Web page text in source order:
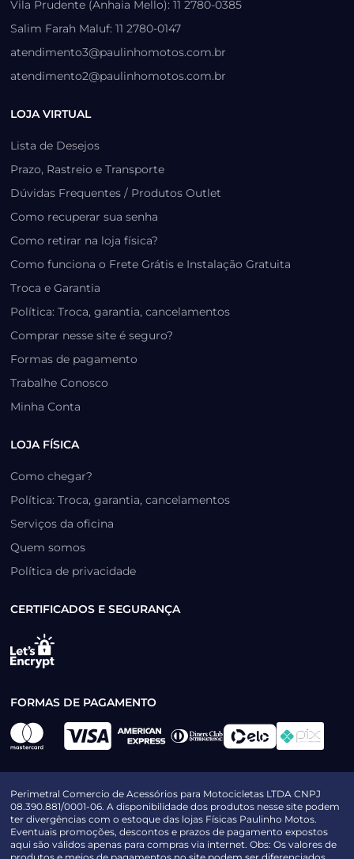
Vila Prudente (Anhaia Mello): 11 2780-0385
Salim Farah Maluf: 11 2780-0147
atendimento3@paulinhomotos.com.br
atendimento2@paulinhomotos.com.br
LOJA VIRTUAL
Lista de Desejos
Prazo, Rastreio e Transporte
Dúvidas Frequentes / Produtos Outlet
Como recuperar sua senha
Como retirar na loja física?
Como funciona o Frete Grátis e Instalação Gratuita
Troca e Garantia
Política: Troca, garantia, cancelamentos
Comprar nesse site é seguro?
Formas de pagamento
Trabalhe Conosco
Minha Conta
LOJA FÍSICA
Como chegar?
Política: Troca, garantia, cancelamentos
Serviços da oficina
Quem somos
Política de privacidade
CERTIFICADOS E SEGURANÇA
FORMAS DE PAGAMENTO
Perimetral Comercio de Acessórios para Motocicletas LTDA CNPJ
08.390.881/0001-06. A disponibilidade dos produtos nesse site podem
ter divergências com o estoque das lojas Físicas Paulinho Motos.
Eventuais promoções, descontos e prazos de pagamento expostos
aqui são válidos apenas para compras via internet. Obs: Os valores de